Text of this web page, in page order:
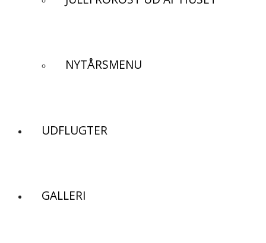
NYTÅRSMENU
UDFLUGTER
GALLERI